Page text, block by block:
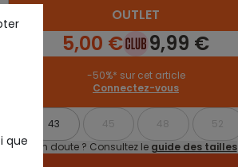
OUTLET
5,00 € 9,99 €
-50%* sur cet article
Connectez-vous
43 45 48
52
Un doute ? Consultez le guide des tailles
que